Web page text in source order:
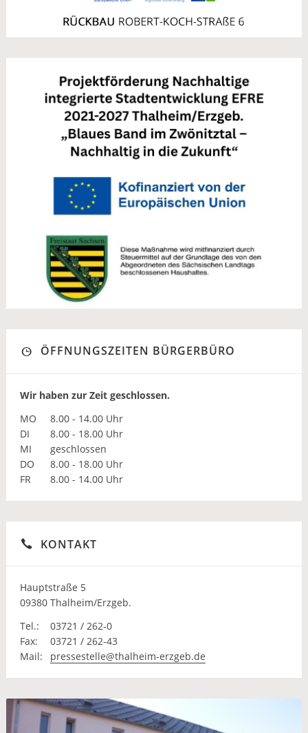
ÖFFNUNGSZEITEN BÜRGERBÜRO
Wir haben zur Zeit geschlossen.
MO
8.00 - 14.00 Uhr
DI
8.00 - 18.00 Uhr
MI
geschlossen
DO
8.00 - 18.00 Uhr
FR
8.00 - 14.00 Uhr
KONTAKT
Hauptstraße 5
09380 Thalheim/Erzgeb.
Tel.:
03721 / 262-0
Fax:
03721 / 262-43
Mail:
pressestelle@thalheim-erzgeb.de